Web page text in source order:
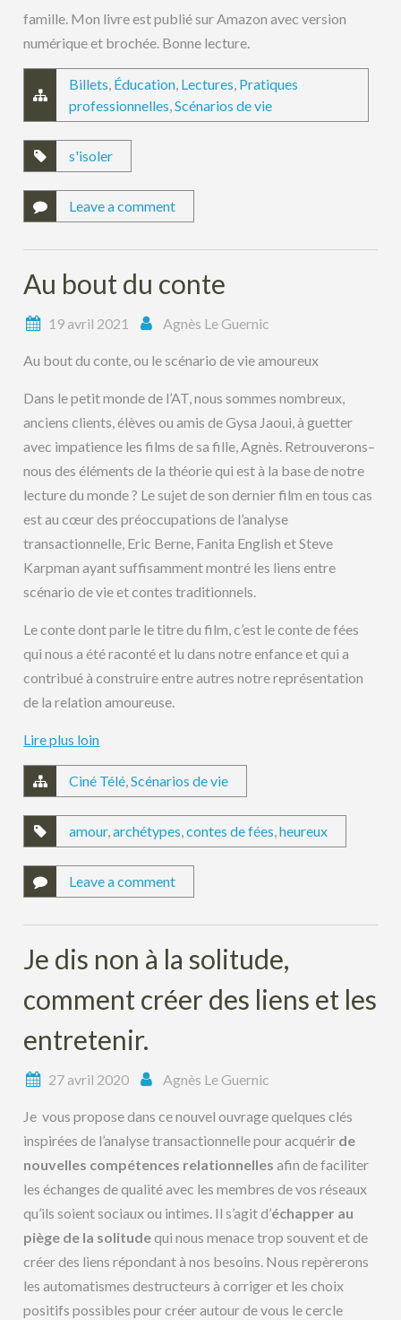
famille. Mon livre est publié sur Amazon avec version
numérique et brochée. Bonne lecture.
Billets, Éducation, Lectures, Pratiques
professionnelles,Scénarios de vie
s'isoler
Leave a comment
Au bout du conte
19 avril 2021 Agnès Le Guernic
Au bout du conte, ou le scénario de vie amoureux
Dans le petit monde de l’AT, nous sommes nombreux,
anciens clients, élèves ou amis de Gysa Jaoui, à guetter
avec impatience les films de sa fille, Agnès. Retrouverons–
nous des éléments de la théorie qui est à la base de notre
lecture du monde ? Le sujet de son dernier film en tous cas
est au cœur des préoccupations de l’analyse
transactionnelle, Eric Berne, Fanita English et Steve
Karpman ayant suffisamment montré les liens entre
scénario de vie et contes traditionnels.
Le conte dont parle le titre du film, c’est le conte de fées
qui nous a été raconté et lu dans notre enfance et qui a
contribué à construire entre autres notre représentation
de la relation amoureuse.
Lire plus loin
Ciné Télé,Scénarios de vie
amour,archétypes,contes de fées,heureux
Leave a comment
Je dis non à la solitude,
comment créer des liens et les
entretenir.
27 avril 2020 Agnès Le Guernic
Je vous propose dans ce nouvel ouvrage quelques clés
inspirées de l’analyse transactionnelle pour acquérir de
nouvelles compétences relationnelles afin de faciliter
les échanges de qualité avec les membres de vos réseaux
qu’ils soient sociaux ou intimes. Il s’agit d’échapper au
piège de la solitudequi nous menace trop souvent et de
créer des liens répondant à nos besoins. Nous repèrerons
les automatismes destructeurs à corriger et les choix
positifs possibles pour créer autour de vous le cercle